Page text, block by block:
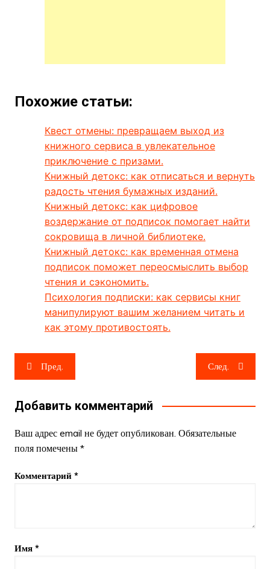
Похожие статьи:
Квест отмены: превращаем выход из
книжного сервиса в увлекательное
приключение с призами.
Книжный детокс: как отписаться и вернуть
радость чтения бумажных изданий.
Книжный детокс: как цифровое
воздержание от подписок помогает найти
сокровища в личной библиотеке.
Книжный детокс: как временная отмена
подписок поможет переосмыслить выбор
чтения и сэкономить.
Психология подписки: как сервисы книг
манипулируют вашим желанием читать и
как этому противостоять.
Навигация
по
записям
Пред. След.
Добавить комментарий
Ваш адрес email не будет опубликован. Обязательные
поля помечены *
Комментарий *
Имя *